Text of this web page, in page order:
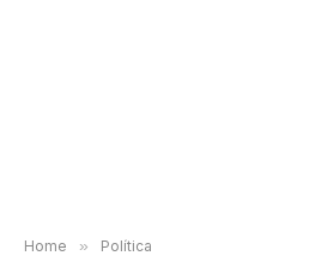
Home » Política